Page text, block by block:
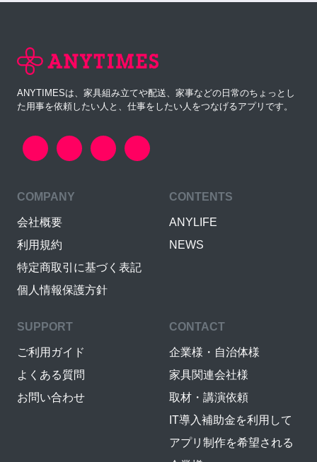
ANYTIMESは、家具組み立てや配送、家事などの日常のちょっとし
た用事を依頼したい人と、仕事をしたい人をつなげるアプリです。
COMPANY
会社概要
利用規約
特定商取引に基づく表記
個人情報保護方針
CONTENTS
ANYLIFE
NEWS
SUPPORT
ご利用ガイド
よくある質問
お問い合わせ
CONTACT
企業様・自治体様
家具関連会社様
取材・講演依頼
IT導入補助金を利用して
アプリ制作を希望される